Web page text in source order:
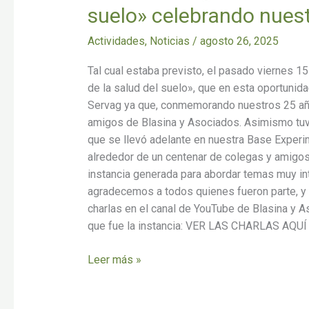
suelo» celebrando
Actividades, Noticias / agosto 26, 2025
Tal cual estaba previsto, el pasado viernes
de la salud del suelo», que en esta
Servag ya que, conmemorando nuestros 25
amigos de Blasina y Asociados. Asimismo
que se llevó adelante en nuestra Base
alrededor de un centenar de colegas y
instancia generada para abordar temas muy
agradecemos a todos quienes fueron parte,
charlas en el canal de YouTube de Blasina y
que fue la instancia: VER LAS CHARLAS AQUÍ
Leer más »